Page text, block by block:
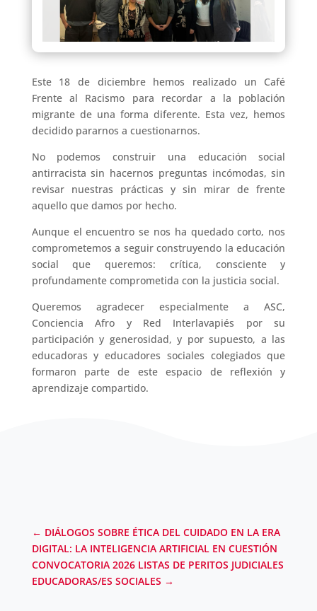
Este 18 de diciembre hemos realizado un Café
Frente al Racismo para recordar a la población
migrante de una forma diferente. Esta vez, hemos
decidido pararnos a cuestionarnos.
No podemos construir una educación social
antirracista sin hacernos preguntas incómodas, sin
revisar nuestras prácticas y sin mirar de frente
aquello que damos por hecho.
Aunque el encuentro se nos ha quedado corto, nos
comprometemos a seguir construyendo la educación
social que queremos: crítica, consciente y
profundamente comprometida con la justicia social.
Queremos agradecer especialmente a ASC,
Conciencia Afro y Red Interlavapiés por su
participación y generosidad, y por supuesto, a las
educadoras y educadores sociales colegiados que
formaron parte de este espacio de reflexión y
aprendizaje compartido.
← DIÁLOGOS SOBRE ÉTICA DEL CUIDADO EN LA ERA
DIGITAL: LA INTELIGENCIA ARTIFICIAL EN CUESTIÓN
CONVOCATORIA 2026 LISTAS DE PERITOS JUDICIALES
EDUCADORAS/ES SOCIALES →